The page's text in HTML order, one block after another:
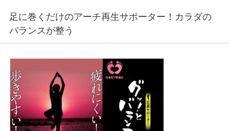
足に巻くだけのアーチ再生サポーター！カラダの
バランスが整う